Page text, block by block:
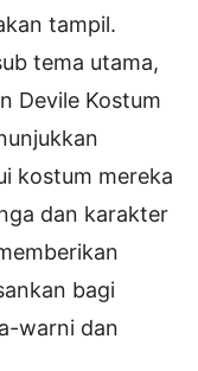
tampil.
tema utama,
Devile Kostum
kostum mereka
dan karakter
bagi
warni dan